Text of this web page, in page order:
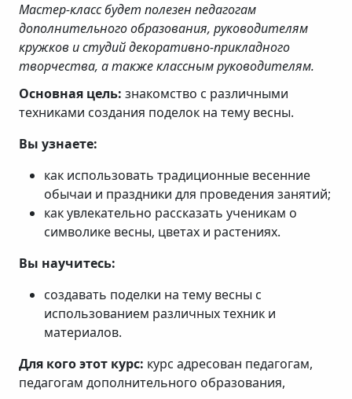
Мастер-класс будет полезен педагогам
дополнительного образования, руководителям
кружков и студий декоративно-прикладного
творчества, а также классным руководителям.
Основная цель: знакомство с различными
техниками создания поделок на тему весны.
Вы узнаете:
как использовать традиционные весенние
обычаи и праздники для проведения занятий;
как увлекательно рассказать ученикам о
символике весны, цветах и растениях.
Вы научитесь:
создавать поделки на тему весны с
использованием различных техник и
материалов.
Для кого этот курс: курс адресован педагогам,
педагогам дополнительного образования,